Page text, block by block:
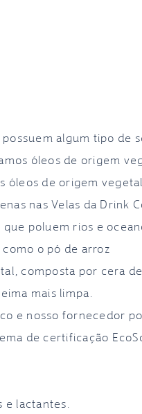
algum tipo de
óleos de origem
óleos de origem
nas Velas da Drink
poluem rios e
o pó de arroz
composta por cera
mais limpa.
e nosso fornecedor
de certificação
e lactantes.